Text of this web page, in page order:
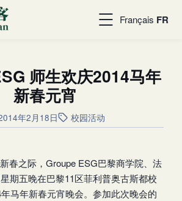
Français FR
师生欢庆2014马年
新春元宵
年2月18日 校园活动
春之际，Groupe ESG巴黎商学院、法
期五晚在巴黎11区菲利普奥古斯都校
马年新春元宵晚会。参加此次晚会的